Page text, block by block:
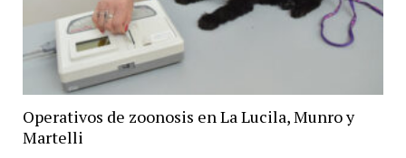
Operativos de zoonosis en La Lucila, Munro y
Martelli